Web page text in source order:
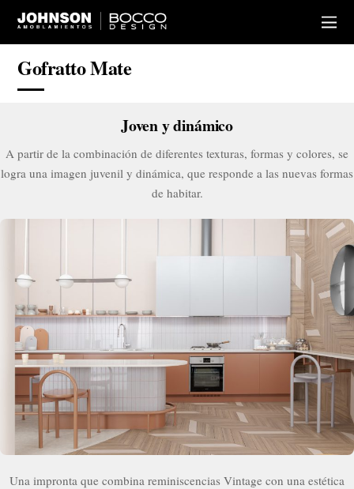
Gofratto Mate
Joven y dinámico
A partir de la combinación de diferentes texturas, formas y colores, se
logra una imagen juvenil y dinámica, que responde a las nuevas formas
de habitar.
Una impronta que combina reminiscencias Vintage con una estética